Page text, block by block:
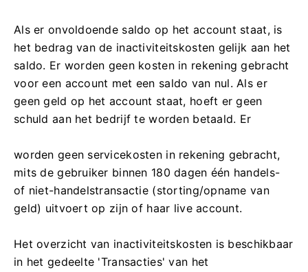
Als er onvoldoende saldo op het account staat, is
het bedrag van de inactiviteitskosten gelijk aan het
saldo. Er worden geen kosten in rekening gebracht
voor een account met een saldo van nul. Als er
geen geld op het account staat, hoeft er geen
schuld aan het bedrijf te worden betaald. Er
worden geen servicekosten in rekening gebracht,
mits de gebruiker binnen 180 dagen één handels-
of niet-handelstransactie (storting/opname van
geld) uitvoert op zijn of haar live account.
Het overzicht van inactiviteitskosten is beschikbaar
in het gedeelte 'Transacties' van het